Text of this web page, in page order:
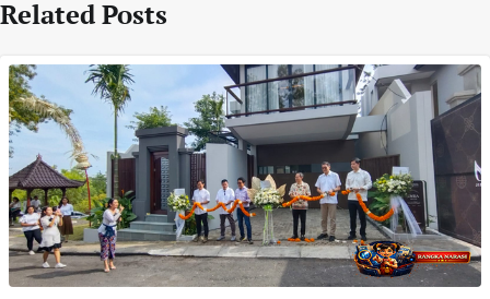
Related Posts